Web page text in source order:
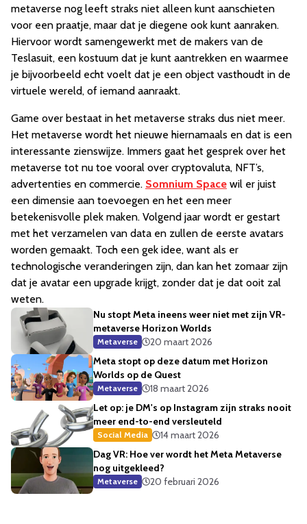
metaverse nog leeft straks niet alleen kunt aanschieten
voor een praatje, maar dat je diegene ook kunt aanraken.
Hiervoor wordt samengewerkt met de makers van de
Teslasuit, een kostuum dat je kunt aantrekken en waarmee
je bijvoorbeeld echt voelt dat je een object vasthoudt in de
virtuele wereld, of iemand aanraakt.
Game over bestaat in het metaverse straks dus niet meer.
Het metaverse wordt het nieuwe hiernamaals en dat is een
interessante zienswijze. Immers gaat het gesprek over het
metaverse tot nu toe vooral over cryptovaluta, NFT’s,
advertenties en commercie. Somnium Space wil er juist
een dimensie aan toevoegen en het een meer
betekenisvolle plek maken. Volgend jaar wordt er gestart
met het verzamelen van data en zullen de eerste avatars
worden gemaakt. Toch een gek idee, want als er
technologische veranderingen zijn, dan kan het zomaar zijn
dat je avatar een upgrade krijgt, zonder dat je dat ooit zal
weten.
Nu stopt Meta ineens weer niet met zijn VR-
metaverse Horizon Worlds
Metaverse
20 maart 2026
Meta stopt op deze datum met Horizon
Worlds op de Quest
Metaverse
18 maart 2026
Let op: je DM's op Instagram zijn straks nooit
meer end-to-end versleuteld
Social Media
14 maart 2026
Dag VR: Hoe ver wordt het Meta Metaverse
nog uitgekleed?
Metaverse 20 februari 2026